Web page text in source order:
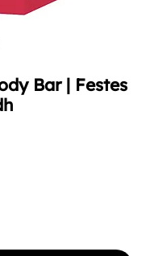
Bar | Festes